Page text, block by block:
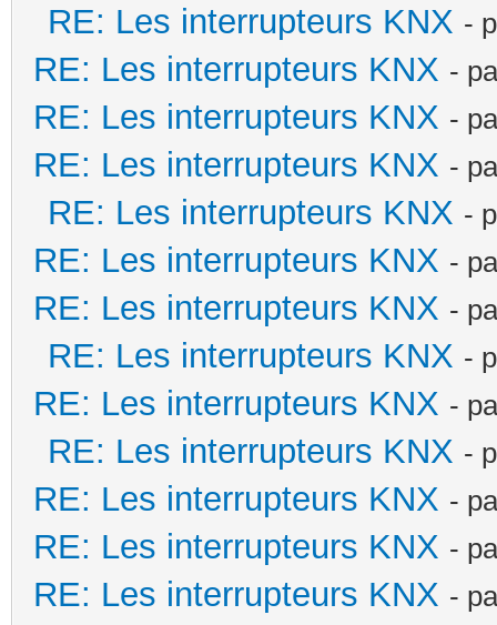
RE: Les interrupteurs KNX -
RE: Les interrupteurs KNX -
RE: Les interrupteurs KNX -
RE: Les interrupteurs KNX -
RE: Les interrupteurs KNX -
RE: Les interrupteurs KNX -
RE: Les interrupteurs KNX -
RE: Les interrupteurs KNX -
RE: Les interrupteurs KNX -
RE: Les interrupteurs KNX -
RE: Les interrupteurs KNX -
RE: Les interrupteurs KNX -
RE: Les interrupteurs KNX -